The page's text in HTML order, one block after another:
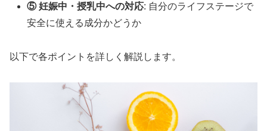
⑤ 妊娠中・授乳中への対応: 自分のライフステージで
安全に使える成分かどうか
以下で各ポイントを詳しく解説します。